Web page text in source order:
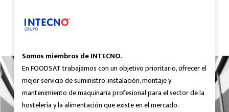
Somos miembros de INTECNO.
En FOODSAT trabajamos con un objetivo prioritario, ofrecer el
mejor servicio de suministro, instalación, montaje y
mantenimiento de maquinaria profesional para el sector de la
hostelería y la alimentación que existe en el mercado.